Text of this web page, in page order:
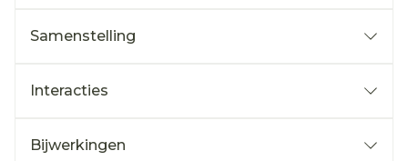
Samenstelling
Interacties
Bijwerkingen